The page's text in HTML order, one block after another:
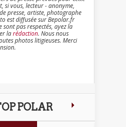
si vous, lecteur - anonyme,
presse, artiste, photographe
est diffusée sur Bepolar.fr
pas respectés, ayez la
larédaction. Nous nous
photos litigieuses. Merci
POLAR